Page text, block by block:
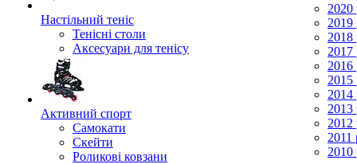
Настільний теніс
Тенісні столи
Аксесуари для тенісу
Активний спорт
Самокати
Скейти
Роликові ковзани
2020
2019
2018
2017
2016
2015
2014
2013
2012
2011
2010